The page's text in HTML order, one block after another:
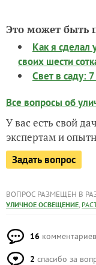
Это может быть
Как я сделал
своих шести
Свет в саду:
Все вопросы об
У вас есть свой
экспертам и
Задать вопрос
ВОПРОС РАЗМЕЩЕН В
УЛИЧНОЕ ОСВЕЩЕНИЕ,
16 комментариев
2 спасибо за